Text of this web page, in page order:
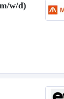
w/d)